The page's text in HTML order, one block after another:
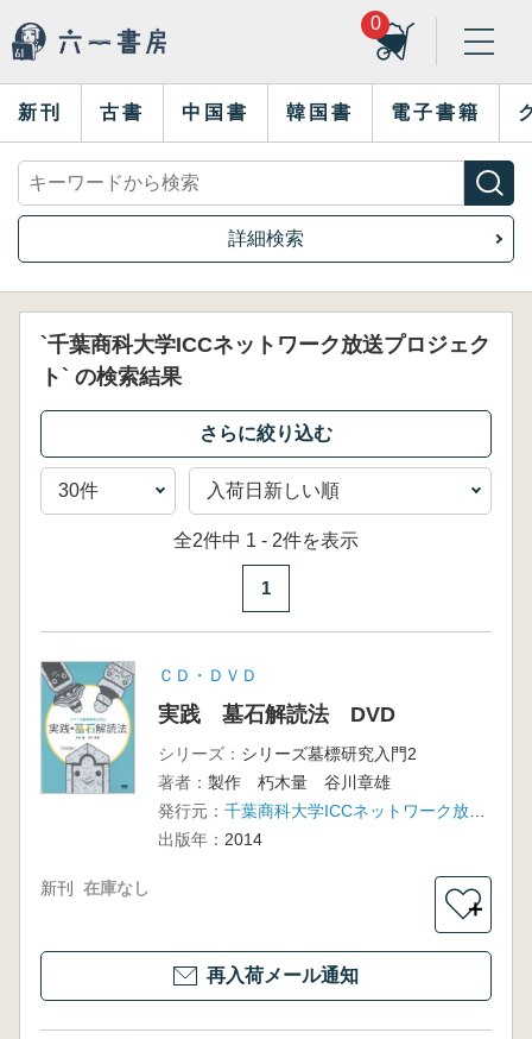
0
新刊 古書 中国書 韓国書 電子書籍
詳細検索
`千葉商科大学ICCネットワーク放送プロジェク
ト` の検索結果
全2件中 1 - 2件を表示
1
ＣＤ・ＤＶＤ
実践 墓石解読法 DVD
シリーズ： シリーズ墓標研究入門2
著者： 製作 朽木量 谷川章雄
発行元：
千葉商科大学ICCネットワーク放送プロジェクト
出版年： 2014
新刊 在庫なし
＋
再入荷メール通知